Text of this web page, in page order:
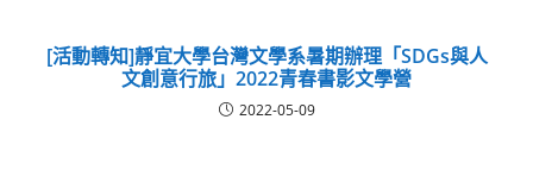
[活動轉知]靜宜大學台灣文學系暑期辦理「SDGs與人
文創意行旅」2022青春書影文學營
2022-05-09